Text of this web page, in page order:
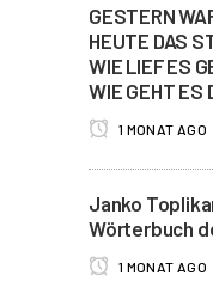
GESTERN
HEUTE DAS
WIE LIEF ES
WIE GEHT ES
1 MONAT AGO
Janko
Wörterbuch
1 MONAT AGO